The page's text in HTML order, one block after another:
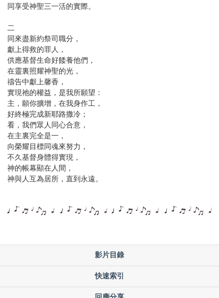
同享受神聖三一活的實際。
二
同來盡新約祭司職分，
獻上得救的罪人，
供應基督生命好餧養他們，
在靈裏照耀神聖的光，
禱告中獻上馨香，
實現祂的權益，是我所願望：
主，願你擴增，在我身作工，
好終極完成新耶路撒冷；
看，我們眾人同心合意，
在主裏完全是一，
向榮耀目標同魂來努力，
不久基督身體得實現，
神的帳幕顯在人間，
神與人互為居所，直到永遠。
影片目錄
快速索引